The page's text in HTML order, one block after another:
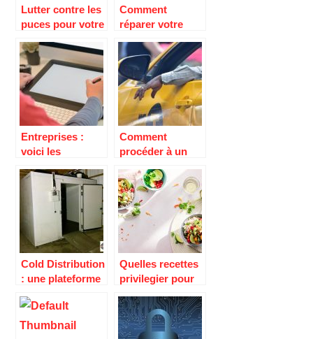
Lutter contre les
puces pour votre
Comment
réparer votre
?
Entreprises :
voici les
techniques pour
faire de la
publicité
efficacement
Comment
procéder à un
d’adresse sur la
carte grise ?
Cold Distribution
: une plateforme
de matériel
frigorifique
Quelles recettes
privilegier pour